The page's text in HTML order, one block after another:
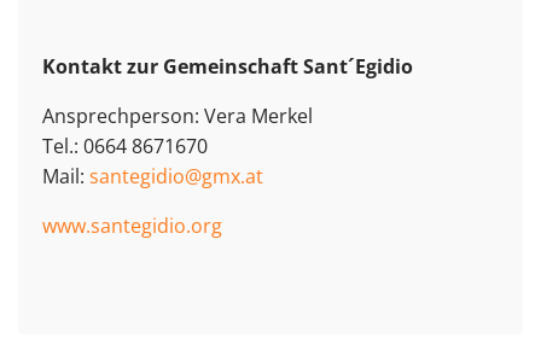
Kontakt zur Gemeinschaft Sant´Egidio
Ansprechperson: Vera Merkel
Tel.: 0664 8671670
Mail: santegidio@gmx.at
www.santegidio.org